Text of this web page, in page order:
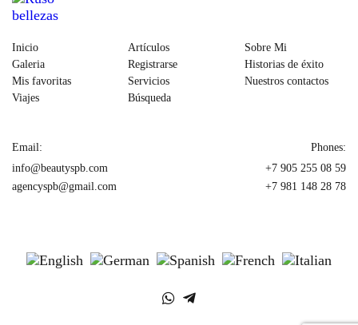
Inicio
Galeria
Mis favoritas
Viajes
Artículos
Registrarse
Servicios
Búsqueda
Sobre Mi
Historias de éxito
Nuestros contactos
Email:
info@beautyspb.com
agencyspb@gmail.com
Phones:
+7 905 255 08 59
+7 981 148 28 78